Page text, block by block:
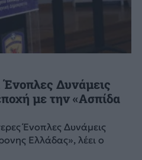
Ένοπλες Δυνάμεις
με την «Ασπίδα
Ένοπλες Δυνάμεις
Ελλάδας», λέει ο